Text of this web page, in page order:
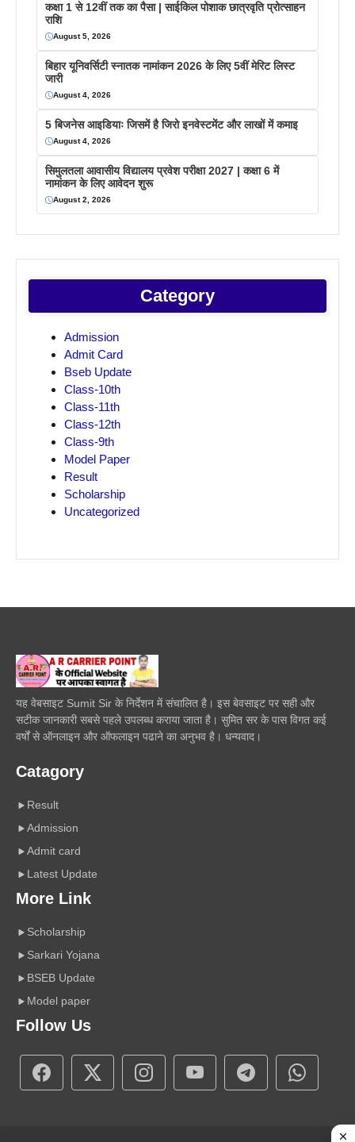
कक्षा 1 से 12वीं तक का पैसा | साईकिल पोशाक छात्रवृति प्रोत्साहन
राशि
August 5, 2026
बिहार यूनिवर्सिटी स्नातक नामांकन 2026 के लिए 5वीं मेरिट लिस्ट
जारी
August 4, 2026
5 बिजनेस आइडियाः जिसमें है जिरो इनवेस्टमेंट और लाखों में कमाइ
August 4, 2026
सिमुलतला आवासीय विद्यालय प्रवेश परीक्षा 2027 | कक्षा 6 में
नामांकन के लिए आवेदन शुरू
August 2, 2026
Category
Admission
Admit Card
Bseb Update
Class-10th
Class-11th
Class-12th
Class-9th
Model Paper
Result
Scholarship
Uncategorized
यह वेबसाइट Sumit Sir के निर्देशन में संचालित है। इस बेवसाइट पर सही और
सटीक जानकारी सबसे पहले उपलब्ध कराया जाता है। सुमित सर के पास विगत कई
वर्षों से ऑनलाइन और ऑफलाइन पढाने का अनुभव है। धन्यवाद।
Catagory
Result
Admission
Admit card
Latest Update
More Link
Scholarship
Sarkari Yojana
BSEB Update
Model paper
Follow Us